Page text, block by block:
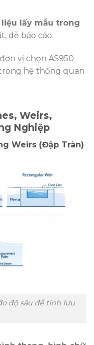
lấy mẫu trong
dễ báo cáo.
vị chọn AS950
hệ thống quan
Weirs,
Nghiệp
Weirs (Đập Tràn)
độ sâu để tính lưu